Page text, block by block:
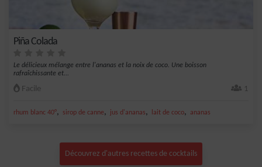
Piña Colada
Le délicieux mélange entre l'ananas et la noix de coco. Une boisson
rafraîchissante et...
Facile 1
rhum blanc 40°, sirop de canne, jus d'ananas, lait de coco, ananas
Découvrez d'autres recettes de cocktails